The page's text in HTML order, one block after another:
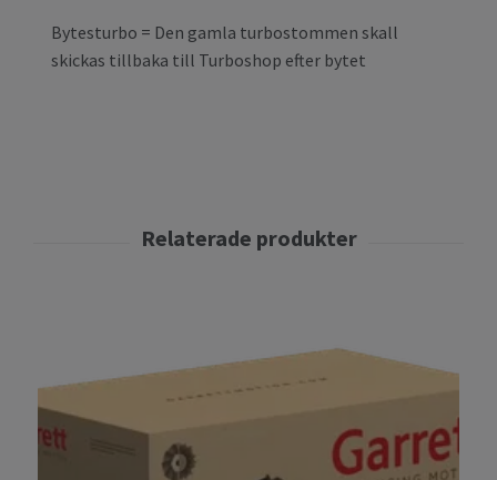
Bytesturbo = Den gamla turbostommen skall
skickas tillbaka till Turboshop efter bytet